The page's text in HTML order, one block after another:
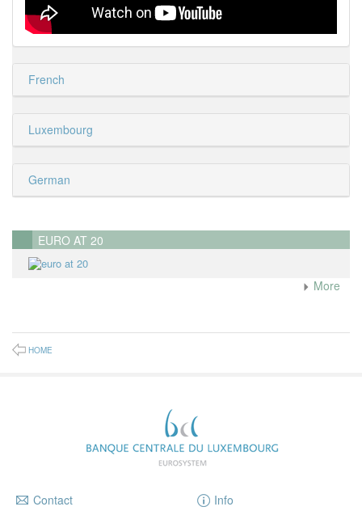
French
Luxembourg
German
EURO AT 20
More
HOME
Contact Info